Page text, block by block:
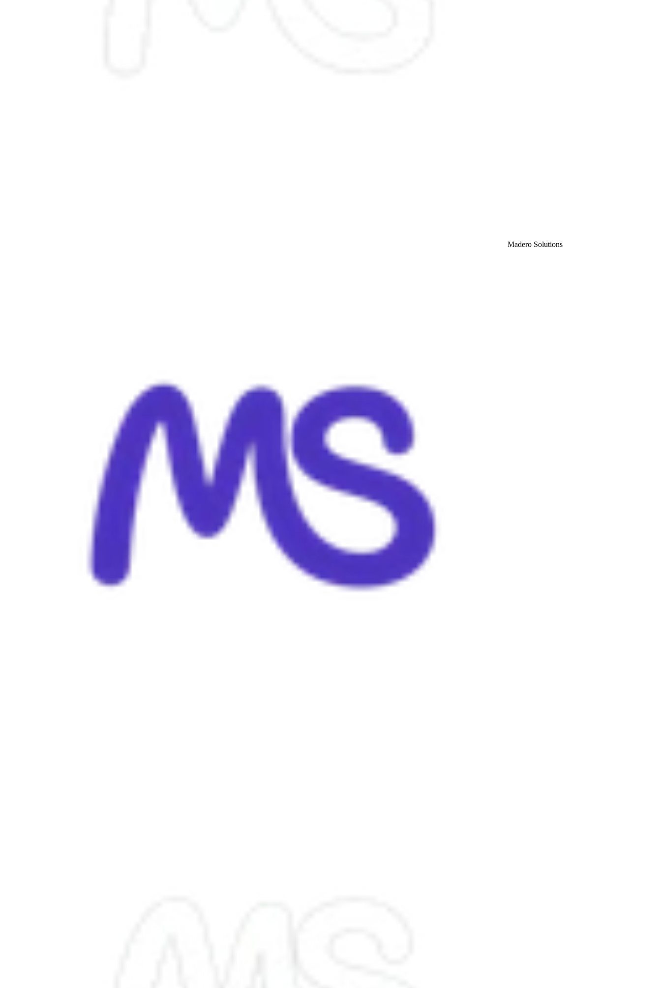
Madero Solutions